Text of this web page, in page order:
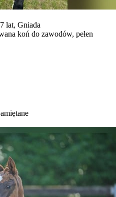
lat, Gniada
koń do zawodów, pełen